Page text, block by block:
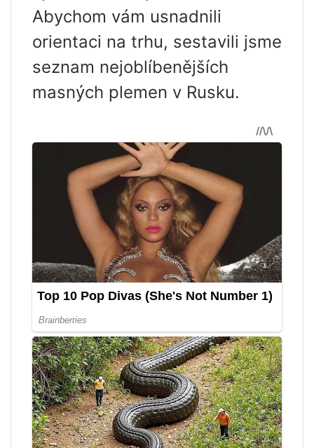
Abychom vám usnadnili
orientaci na trhu, sestavili jsme
seznam nejoblíbenějších
masných plemen v Rusku.